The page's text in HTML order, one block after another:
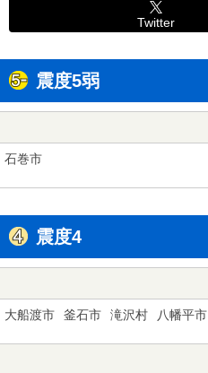
Twitter
震度5弱
石巻市
震度4
大船渡市 釜石市 滝沢村 八幡平市